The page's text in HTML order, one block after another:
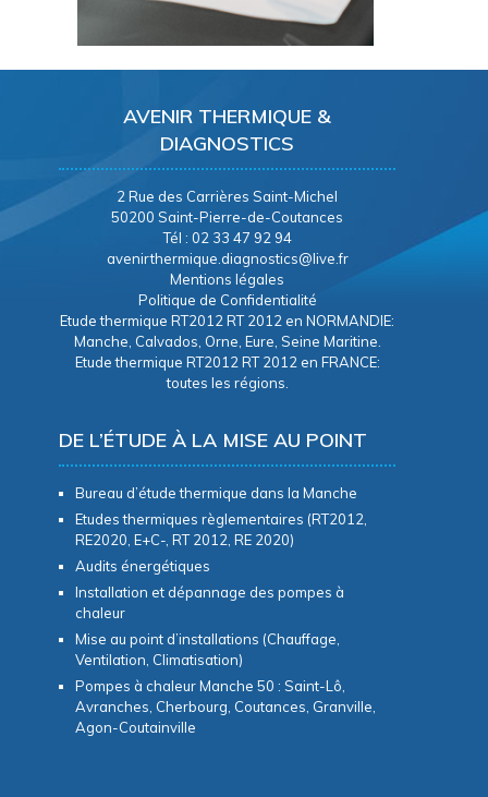
AVENIR THERMIQUE &
DIAGNOSTICS
2 Rue des Carrières Saint-Michel
50200 Saint-Pierre-de-Coutances
Tél : 02 33 47 92 94
avenirthermique.diagnostics@live.fr
Mentions légales
Politique de Confidentialité
Etude thermique RT2012 RT 2012 en NORMANDIE:
Manche, Calvados, Orne, Eure, Seine Maritine.
Etude thermique RT2012 RT 2012 en FRANCE:
toutes les régions.
DE L’ÉTUDE À LA MISE AU POINT
Bureau d’étude thermique dans la Manche
Etudes thermiques règlementaires (RT2012,
RE2020, E+C-, RT 2012, RE 2020)
Audits énergétiques
Installation et dépannage des pompes à
chaleur
Mise au point d’installations (Chauffage,
Ventilation, Climatisation)
Pompes à chaleur Manche 50 : Saint-Lô,
Avranches, Cherbourg, Coutances, Granville,
Agon-Coutainville